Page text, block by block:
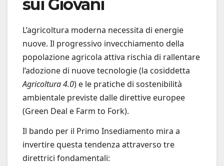
sui Giovani
L’agricoltura moderna necessita di energie
nuove. Il progressivo invecchiamento della
popolazione agricola attiva rischia di rallentare
l’adozione di nuove tecnologie (la cosiddetta
Agricoltura 4.0) e le pratiche di sostenibilità
ambientale previste dalle direttive europee
(Green Deal e Farm to Fork).
Il bando per il Primo Insediamento mira a
invertire questa tendenza attraverso tre
direttrici fondamentali: